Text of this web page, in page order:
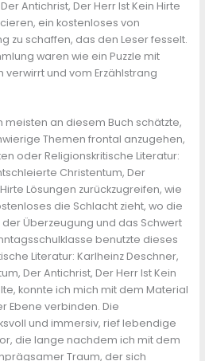
Antichrist, Der Herr Ist Kein Hirte
ein kostenloses von
zu schaffen, das den Leser fesselt.
waren wie ein Puzzle mit
und vom Erzählstrang
meisten an diesem Buch schätzte,
Themen frontal anzugehen,
oder Religionskritische Literatur:
Christentum, Der
Lösungen zurückzugreifen, wie
die Schlacht zieht, wo die
Überzeugung und das Schwert
benutzte dieses
Literatur: Karlheinz Deschner,
Der Antichrist, Der Herr Ist Kein
konnte ich mich mit dem Material
Ebene verbinden. Die
und immersiv, rief lebendige
die lange nachdem ich mit dem
Traum, der sich